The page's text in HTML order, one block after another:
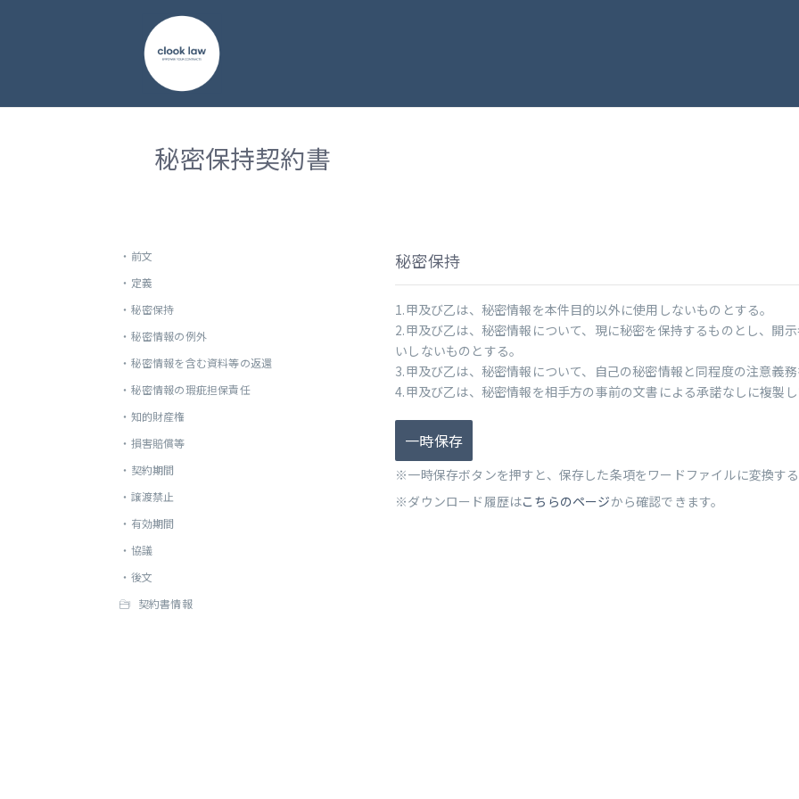
秘密保持契約書
・ 前文
・ 定義
・ 秘密保持
・ 秘密情報の例外
・ 秘密情報を含む資料等の返還
・ 秘密情報の瑕疵担保責任
・ 知的財産権
・ 損害賠償等
・ 契約期間
・ 譲渡禁止
・ 有効期間
・ 協議
・ 後文
契約書情報
秘密保持
1.甲及び乙は、秘密情報を本件目的以外に使用しないものとする。
2.甲及び乙は、秘密情報について、現に秘密を保持するものとし、開
いしないものとする。
3.甲及び乙は、秘密情報について、自己の秘密情報と同程度の注意義
4.甲及び乙は、秘密情報を相手方の事前の文書による承諾なしに複製し
一時保存
※一時保存ボタンを押すと、保存した条項をワードファイルに変換する
※ダウンロード履歴はこちらのページから確認できます。